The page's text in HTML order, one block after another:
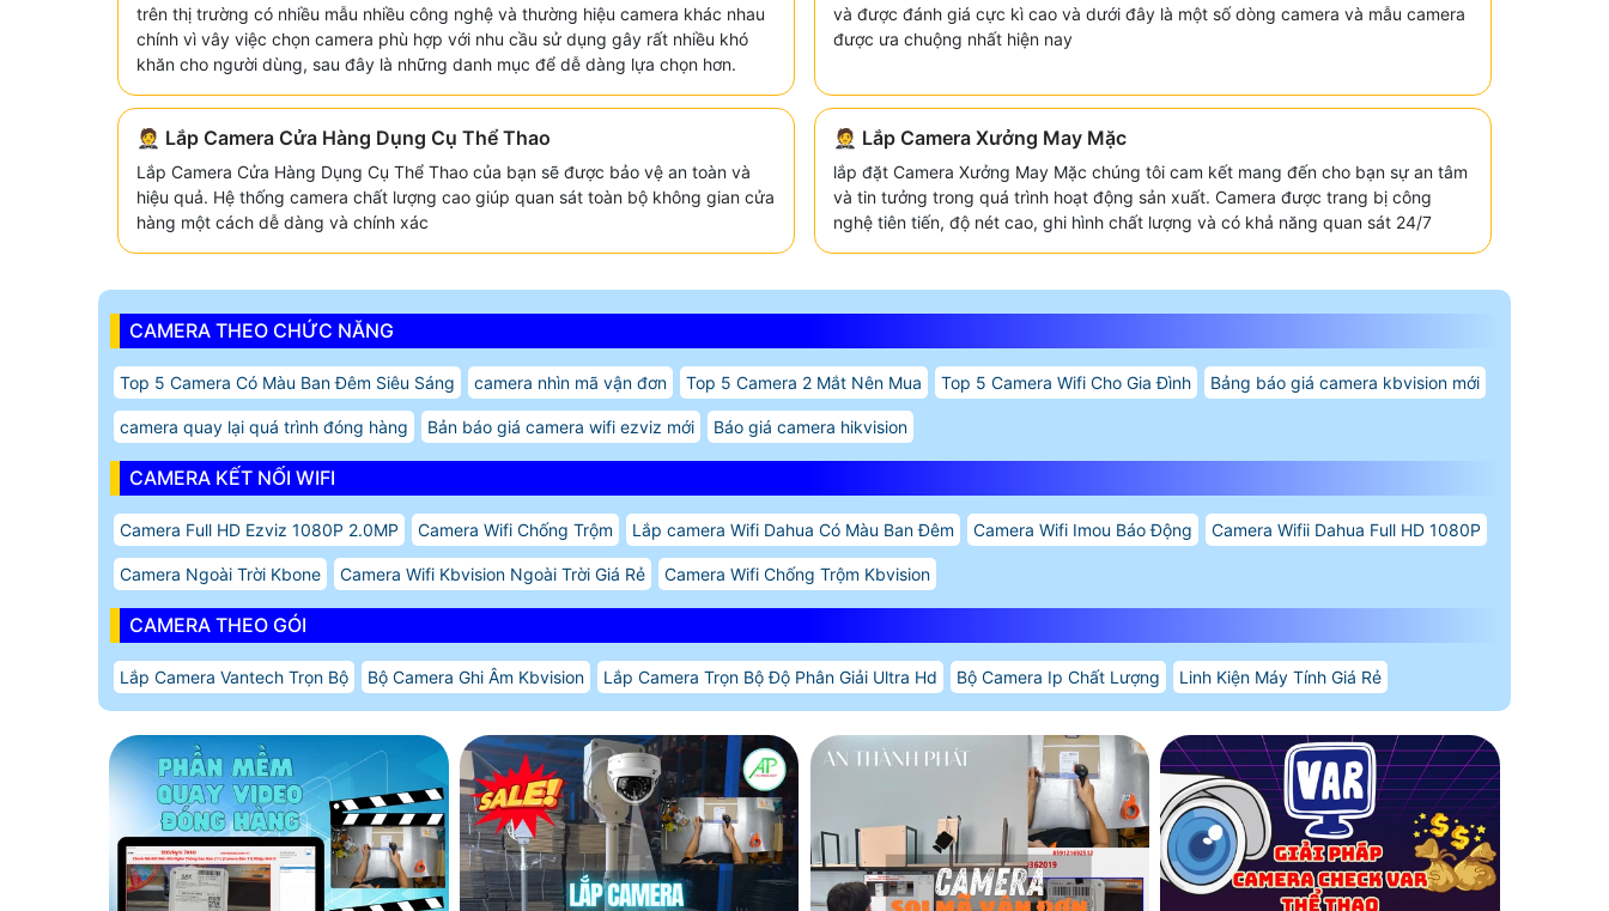
trên thị trường có nhiều mẫu nhiều công nghệ và thường hiệu camera khác nhau
chính vì vây việc chọn camera phù hợp với nhu cầu sử dụng gây rất nhiều khó
khăn cho người dùng, sau đây là những danh mục để dễ dàng lựa chọn hơn.
và được đánh giá cực kì cao và dưới đây là một số dòng camera và mẫu camera
được ưa chuộng nhất hiện nay
🤵 Lắp Camera Cửa Hàng Dụng Cụ Thể Thao
Lắp Camera Cửa Hàng Dụng Cụ Thể Thao của bạn sẽ được bảo vệ an toàn và
hiệu quả. Hệ thống camera chất lượng cao giúp quan sát toàn bộ không gian cửa
hàng một cách dễ dàng và chính xác
🤵 Lắp Camera Xưởng May Mặc
lắp đặt Camera Xưởng May Mặc chúng tôi cam kết mang đến cho bạn sự an tâm
và tin tưởng trong quá trình hoạt động sản xuất. Camera được trang bị công
nghệ tiên tiến, độ nét cao, ghi hình chất lượng và có khả năng quan sát 24/7
CAMERA THEO CHỨC NĂNG
Top 5 Camera Có Màu Ban Đêm Siêu Sáng camera nhìn mã vận đơn Top 5 Camera 2 Mắt Nên Mua Top 5 Camera Wifi Cho Gia Đình Bảng báo giá camera kbvision mới
camera quay lại quá trình đóng hàng Bản báo giá camera wifi ezviz mới Báo giá camera hikvision
CAMERA KẾT NỐI WIFI
Camera Full HD Ezviz 1080P 2.0MP Camera Wifi Chống Trộm Lắp camera Wifi Dahua Có Màu Ban Đêm Camera Wifi Imou Báo Động Camera Wifii Dahua Full HD 1080P
Camera Ngoài Trời Kbone Camera Wifi Kbvision Ngoài Trời Giá Rẻ Camera Wifi Chống Trộm Kbvision
CAMERA THEO GÓI
Lắp Camera Vantech Trọn Bộ Bộ Camera Ghi Âm Kbvision Lắp Camera Trọn Bộ Độ Phân Giải Ultra Hd Bộ Camera Ip Chất Lượng Linh Kiện Máy Tính Giá Rẻ